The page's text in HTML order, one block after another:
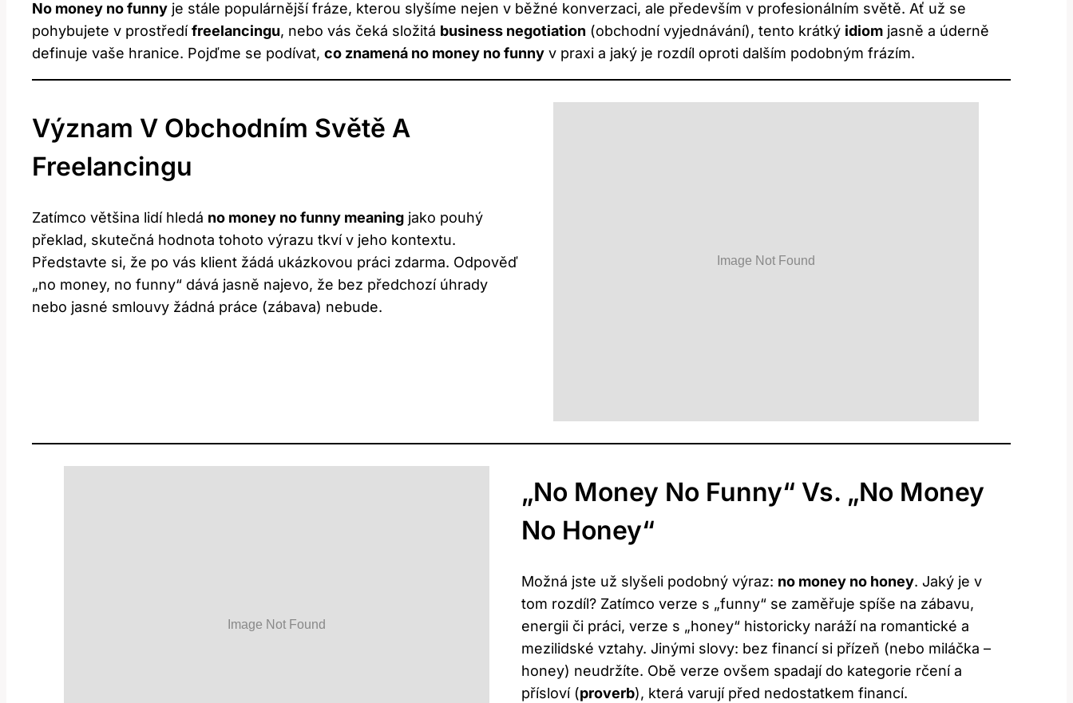
No money no funny je stále populárnější fráze, kterou slyšíme nejen v běžné konverzaci, ale především v profesionálním světě. Ať už se
pohybujete v prostředífreelancingu, nebo vás čeká složitá business negotiation (obchodní vyjednávání), tento krátký idiom jasně a úderně
definuje vaše hranice. Pojďme se podívat, co znamená no money no funny v praxi a jaký je rozdíl oproti dalším podobným frázím.
Význam V Obchodním Světě A
Freelancingu
Zatímco většina lidí hledá no money no funny meaning jako pouhý
překlad, skutečná hodnota tohoto výrazu tkví v jeho kontextu.
Představte si, že po vás klient žádá ukázkovou práci zdarma. Odpověď
„no money, no funny“ dává jasně najevo, že bez předchozí úhrady
nebo jasné smlouvy žádná práce (zábava) nebude.
„No Money No Funny“ Vs. „No Money
No Honey“
Možná jste už slyšeli podobný výraz: no money no honey. Jaký je v
tom rozdíl? Zatímco verze s „funny“ se zaměřuje spíše na zábavu,
energii či práci, verze s „honey“ historicky naráží na romantické a
mezilidské vztahy. Jinými slovy: bez financí si přízeň (nebo miláčka –
honey) neudržíte. Obě verze ovšem spadají do kategorie rčení a
přísloví (proverb), která varují před nedostatkem financí.